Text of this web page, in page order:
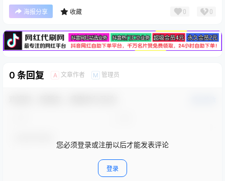
海报分享 收藏 0 0
广告
0 条回复 A 文章作者 M 管理员
您必须登录或注册以后才能发表评论
登录